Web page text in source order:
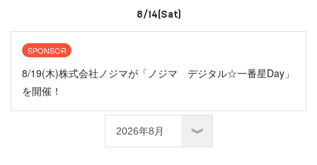
8/14(Sat)
SPONSOR
8/19(木)株式会社ノジマが「ノジマ デジタル☆一番星Day」
を開催！